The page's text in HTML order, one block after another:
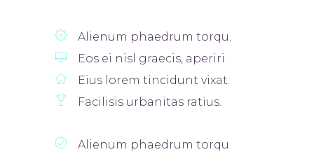
Alienum phaedrum torqu.
Eos ei nisl graecis, aperiri.
Eius lorem tincidunt vixat.
Facilisis urbanitas ratius.
Alienum phaedrum torqu.